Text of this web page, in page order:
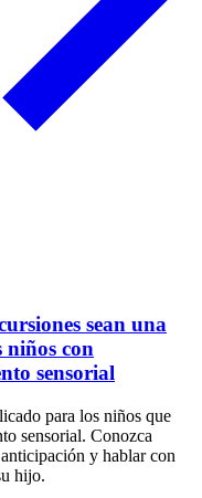
sean una
niños con
sensorial
para los niños que
sensorial. Conozca
y hablar con
hijo.